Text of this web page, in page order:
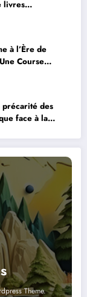
livres
à l’Ère de
Course
précarité des
face à la
Theme.